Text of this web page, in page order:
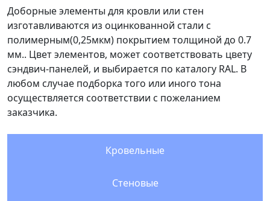
Доборные элементы для кровли или стен
изготавливаются из оцинкованной стали с
полимерным(0,25мкм) покрытием толщиной до 0.7
мм.. Цвет элементов, может соответствовать цвету
сэндвич-панелей, и выбирается по каталогу RAL. В
любом случае подборка того или иного тона
осуществляется соответствии с пожеланием
заказчика.
Кровельные
Стеновые